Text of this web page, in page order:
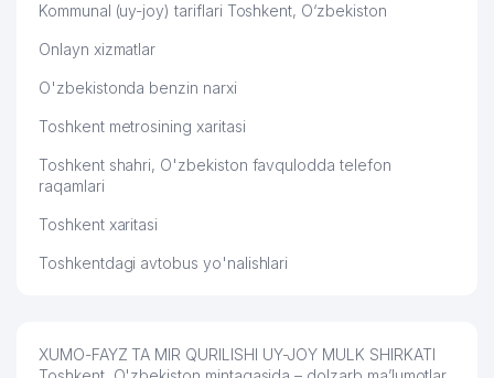
Kommunal (uy-joy) tariflari Toshkent, O‘zbekiston
Onlayn xizmatlar
O'zbekistonda benzin narxi
Toshkent metrosining xaritasi
Toshkent shahri, O'zbekiston favqulodda telefon
raqamlari
Toshkent xaritasi
Toshkentdagi avtobus yo'nalishlari
XUMO-FAYZ TA MIR QURILISHI UY-JOY MULK SHIRKATI